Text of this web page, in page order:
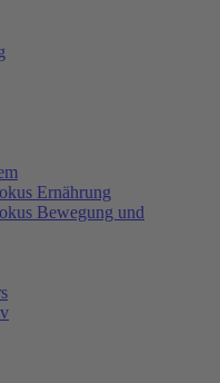
Ernährung
Bewegung und